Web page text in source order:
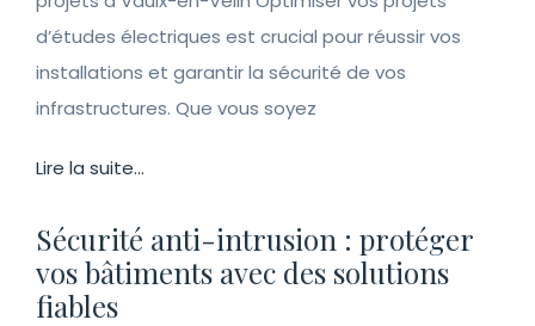
d’études électriques est crucial pour réussir vos
installations et garantir la sécurité de vos
infrastructures. Que vous soyez
Lire la suite...
Sécurité anti-intrusion : protéger
vos bâtiments avec des solutions
fiables